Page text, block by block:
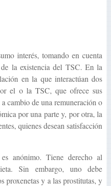
interés, tomando en cuenta
la existencia del TSC. En la
en la que interactúan dos
el o la TSC, que ofrece sus
cambio de una remuneración o
por una parte y, por otra, la
quienes desean satisfacción
anónimo. Tiene derecho al
Sin embargo, uno debe
proxenetas y a las prostitutas, y